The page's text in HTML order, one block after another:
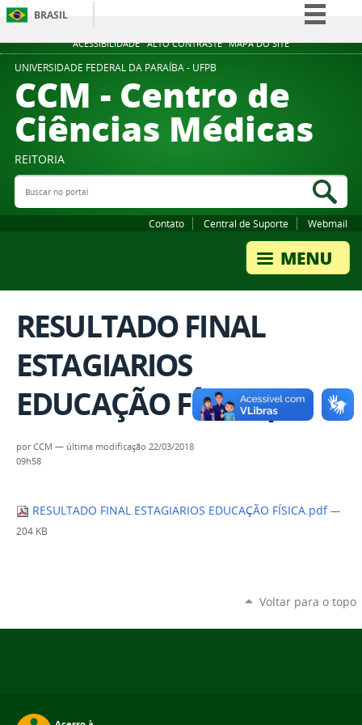
ACESSIBILIDADE ALTO CONTRASTE MAPA DO SITE
BRASIL
Simplifique!
Participe
Acesso à informação
Legislação
UNIVERSIDADE FEDERAL DA PARAÍBA - UFPB
CCM - Centro de
Ciências Médicas
REITORIA
Buscar no portal
Contato Central de Suporte Webmail
RESULTADO FINAL
ESTAGIARIOS
EDUCAÇÃO FÍSICA.pdf
porCCM — última modificação 22/03/2018
09h58
RESULTADO FINAL ESTAGIARIOS EDUCAÇÃO FÍSICA.pdf —
204 KB
Voltar para o topo